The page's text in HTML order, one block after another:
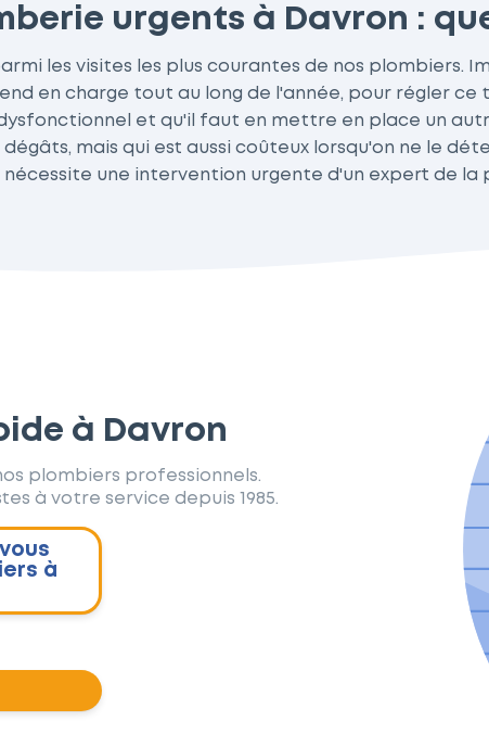
urgents à Davron :
les visites les plus courantes de nos plombiers.
en charge tout au long de l'année, pour régler
et qu'il faut en mettre en place un
mais qui est aussi coûteux lorsqu'on ne le
une intervention urgente d'un expert de la
à Davron
plombiers professionnels.
à votre service depuis 1985.
à